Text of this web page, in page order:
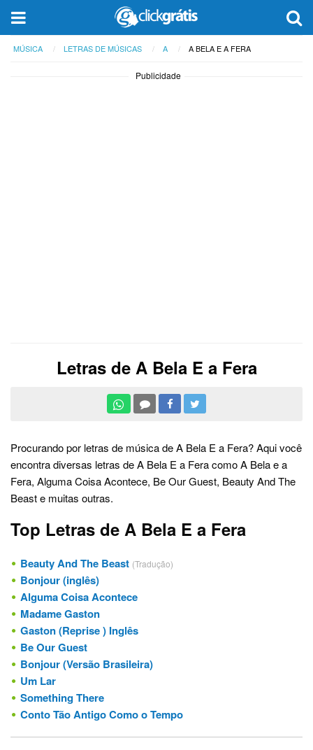
MÚSICA LETRAS DE MÚSICAS A A BELA E A FERA
Publicidade
Letras de A Bela E a Fera
Procurando por letras de música de A Bela E a Fera? Aqui você
encontra diversas letras de A Bela E a Fera como A Bela e a
Fera, Alguma Coisa Acontece, Be Our Guest, Beauty And The
Beast e muitas outras.
Top Letras de A Bela E a Fera
Beauty And The Beast (Tradução)
Bonjour (inglês)
Alguma Coisa Acontece
Madame Gaston
Gaston (Reprise ) Inglês
Be Our Guest
Bonjour (Versão Brasileira)
Um Lar
Something There
Conto Tão Antigo Como o Tempo